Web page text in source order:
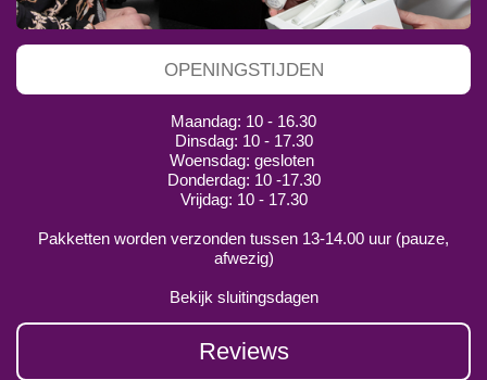
OPENINGSTIJDEN
Maandag: 10 - 16.30
Dinsdag: 10 - 17.30
Woensdag: gesloten
Donderdag: 10 -17.30
Vrijdag: 10 - 17.30
Pakketten worden verzonden tussen 13-14.00 uur (pauze,
afwezig)
Bekijk sluitingsdagen
Reviews